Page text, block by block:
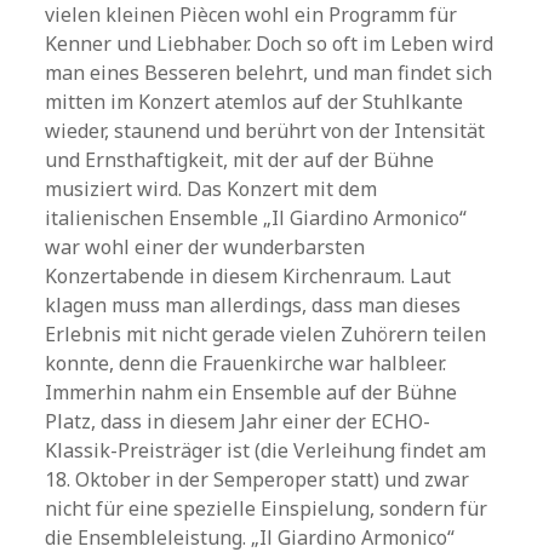
vielen kleinen Piècen wohl ein Programm für
Kenner und Liebhaber. Doch so oft im Leben wird
man eines Besseren belehrt, und man findet sich
mitten im Konzert atemlos auf der Stuhlkante
wieder, staunend und berührt von der Intensität
und Ernsthaftigkeit, mit der auf der Bühne
musiziert wird. Das Konzert mit dem
italienischen Ensemble „Il Giardino Armonico“
war wohl einer der wunderbarsten
Konzertabende in diesem Kirchenraum. Laut
klagen muss man allerdings, dass man dieses
Erlebnis mit nicht gerade vielen Zuhörern teilen
konnte, denn die Frauenkirche war halbleer.
Immerhin nahm ein Ensemble auf der Bühne
Platz, dass in diesem Jahr einer der ECHO-
Klassik-Preisträger ist (die Verleihung findet am
18. Oktober in der Semperoper statt) und zwar
nicht für eine spezielle Einspielung, sondern für
die Ensembleleistung. „Il Giardino Armonico“